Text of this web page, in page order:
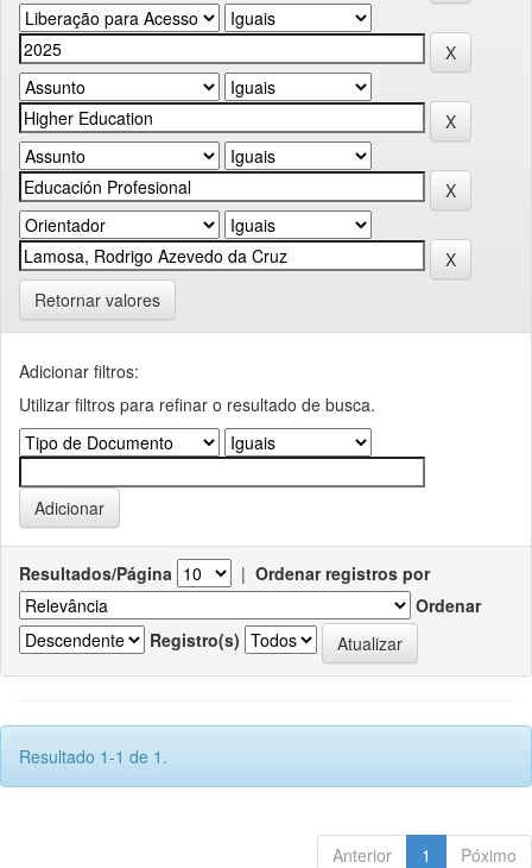
Retornar valores
Adicionar filtros:
Utilizar filtros para refinar o resultado de busca.
Resultados/Página | Ordenar registros por
Ordenar
Registro(s)
Resultado 1-1 de 1.
Anterior 1 Póximo